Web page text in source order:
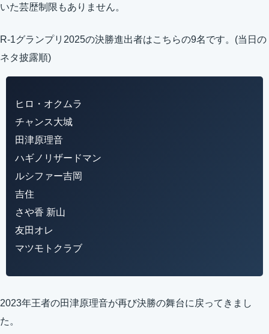
いた芸歴制限もありません。
R-1グランプリ2025の決勝進出者はこちらの9名です。(当日の
ネタ披露順)
ヒロ・オクムラ
チャンス大城
田津原理音
ハギノリザードマン
ルシファー吉岡
吉住
さや香 新山
友田オレ
マツモトクラブ
2023年王者の田津原理音が再び決勝の舞台に戻ってきまし
た。